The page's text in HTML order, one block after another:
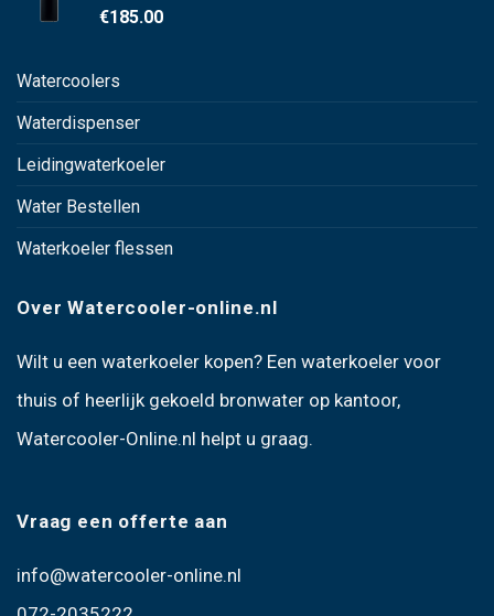
€185.00
Watercoolers
Waterdispenser
Leidingwaterkoeler
Water Bestellen
Waterkoeler flessen
Over Watercooler-online.nl
Wilt u een waterkoeler kopen? Een waterkoeler voor
thuis of heerlijk gekoeld bronwater op kantoor,
Watercooler-Online.nl helpt u graag.
Vraag een offerte aan
info@watercooler-online.nl